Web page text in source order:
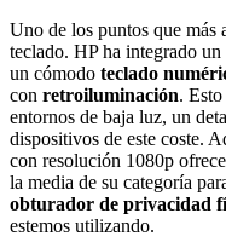
Uno de los puntos que más
teclado. HP ha integrado
un cómodo teclado
con retroiluminación.
entornos de baja luz, un
dispositivos de este coste.
con resolución 1080p
la media de su categoría
obturador de privacidad
estemos utilizando.